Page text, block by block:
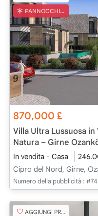
PANNOCCHIA TURCA
870,000£
Villa Ultra Lussuosa
Natura – Girne
In vendita - Casa
Cipro del Nord, Girne,
Numero della pubblicità :
AGGIUNGI PREFERITO